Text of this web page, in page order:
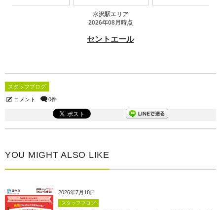
スタッフブログ
コメント 0件
YOU MIGHT ALSO LIKE
2026年7月18日
スタッフブログ